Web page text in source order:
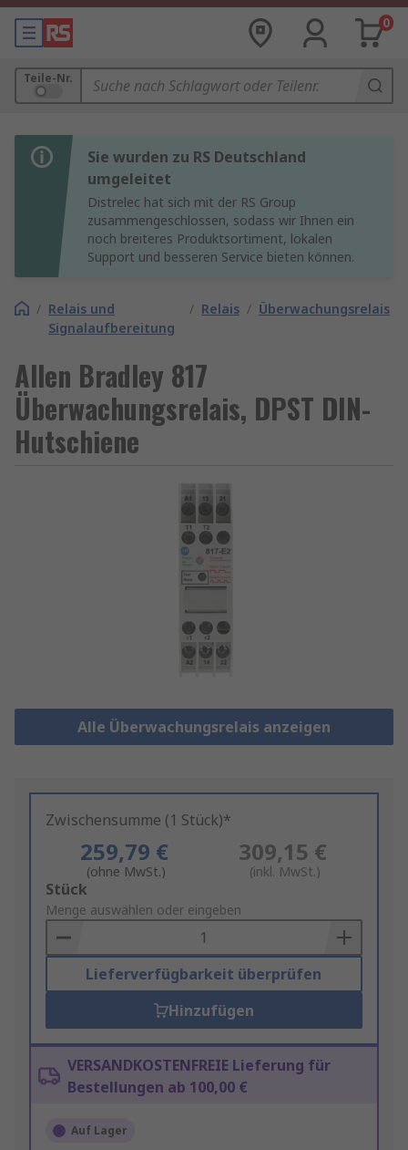
0
Teile-Nr.
Sie wurden zu RS Deutschland
umgeleitet
Distrelec hat sich mit der RS Group
zusammengeschlossen, sodass wir Ihnen ein
noch breiteres Produktsortiment, lokalen
Support und besseren Service bieten können.
/ Relais und
Signalaufbereitung
/ Relais / Überwachungsrelais
Allen Bradley 817
Überwachungsrelais, DPST DIN-
Hutschiene
Alle Überwachungsrelais anzeigen
Zwischensumme (1 Stück)*
259,79 €
(ohne MwSt.)
309,15 €
(inkl. MwSt.)
Add
to
Basket
Stück
Menge auswählen oder eingeben
Lieferverfügbarkeit überprüfen
Hinzufügen
VERSANDKOSTENFREIE Lieferung für
Bestellungen ab 100,00 €
Auf Lager